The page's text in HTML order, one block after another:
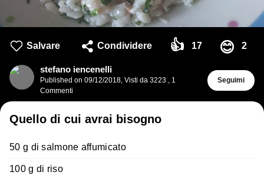
Salvare Condividere 👍 17 😊 2
stefano iencenelli
Published on 09/12/2018, Visti da 3223 , 1
Commenti
Seguimi
Quello di cui avrai bisogno
50 g di salmone affumicato
100 g di riso